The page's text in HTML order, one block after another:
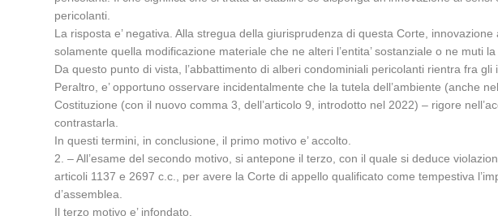
pericolanti.
La risposta e’ negativa. Alla stregua della giurisprudenza di questa Corte,
solamente quella modificazione materiale che ne alteri l’entita’ sostanziale o ne muti
Da questo punto di vista, l’abbattimento di alberi condominiali pericolanti rientra fra
Peraltro, e’ opportuno osservare incidentalmente che la tutela dell’ambiente (anche
Costituzione (con il nuovo comma 3, dell’articolo 9, introdotto nel 2022) – rigore
contrastarla.
In questi termini, in conclusione, il primo motivo e’ accolto.
2. – All’esame del secondo motivo, si antepone il terzo, con il quale si deduce
articoli 1137 e 2697 c.c., per avere la Corte di appello qualificato come tempestiva
d’assemblea.
Il terzo motivo e’ infondato.